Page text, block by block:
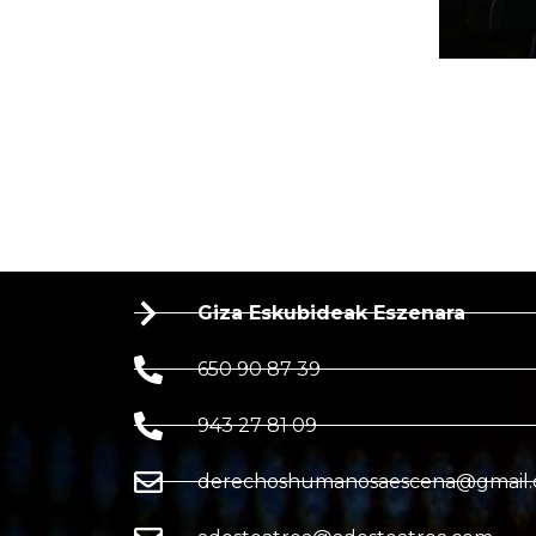
Giza Eskubideak Eszenara
650 90 87 39
943 27 81 09